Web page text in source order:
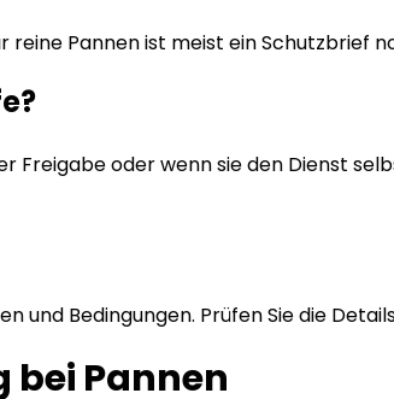
Pannen ist meist ein Schutzbrief
oder wenn sie den Dienst
und Bedingungen. Prüfen Sie die
bei Pannen